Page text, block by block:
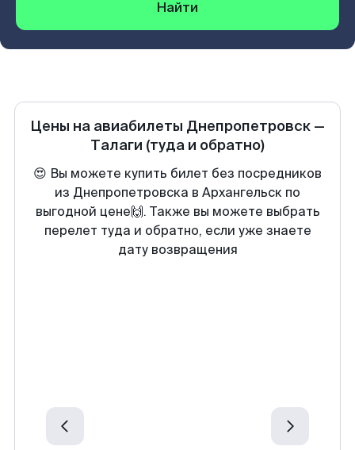
Найти
Цены на авиабилеты Днепропетровск —
Талаги (туда и обратно)
😍 Вы можете купить билет без посредников
из Днепропетровска в Архангельск по
выгодной цене🙌. Также вы можете выбрать
перелет туда и обратно, если уже знаете
дату возвращения